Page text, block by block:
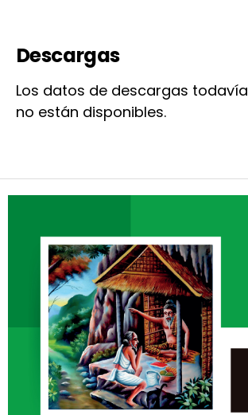
Descargas
Los datos de descargas todavía
no están disponibles.